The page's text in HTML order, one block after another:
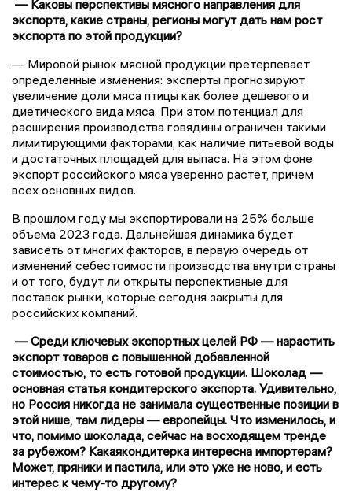
— Каковы перспективы мясного направления для
экспорта, какие страны, регионы могут дать нам рост
экспорта по этой продукции?
— Мировой рынок мясной продукции претерпевает
определенные изменения: эксперты прогнозируют
увеличение доли мяса птицы как более дешевого и
диетического вида мяса. При этом потенциал для
расширения производства говядины ограничен такими
лимитирующими факторами, как наличие питьевой воды
и достаточных площадей для выпаса. На этом фоне
экспорт российского мяса уверенно растет, причем
всех основных видов.
В прошлом году мы экспортировали на 25% больше
объема 2023 года. Дальнейшая динамика будет
зависеть от многих факторов, в первую очередь от
изменений себестоимости производства внутри страны
и от того, будут ли открыты перспективные для
поставок рынки, которые сегодня закрыты для
российских компаний.
— Среди ключевых экспортных целей РФ — нарастить
экспорт товаров с повышенной добавленной
стоимостью, то есть готовой продукции. Шоколад —
основная статья кондитерского экспорта. Удивительно,
но Россия никогда не занимала существенные позиции в
этой нише, там лидеры — европейцы. Что изменилось, и
что, помимо шоколада, сейчас на восходящем тренде
за рубежом? Какаякондитерка интересна импортерам?
Может, пряники и пастила, или это уже не ново, и есть
интерес к чему-то другому?